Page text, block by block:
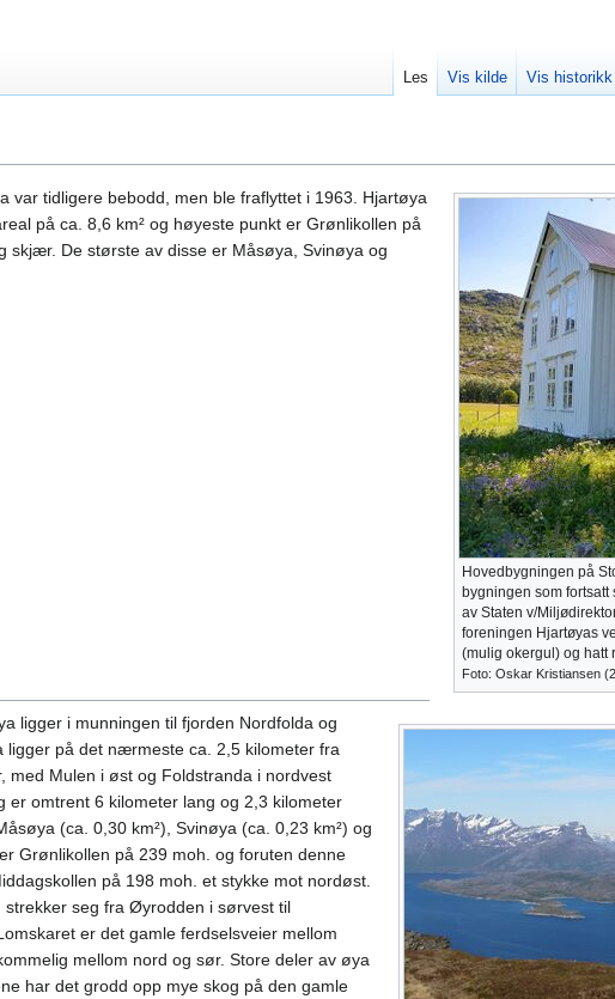
Hovedbygningen på
bygningen som fortsatt
av Staten v/
foreningen Hjartøyas
(mulig okergul) og hatt
Foto: Oskar Kristiansen
var tidligere bebodd, men ble fraflyttet i 1963. Hjartøya
på ca. 8,6 km² og høyeste punkt er Grønlikollen på
skjær. De største av disse er Måsøya, Svinøya og
ligger i munningen til fjorden Nordfolda og
på det nærmeste ca. 2,5 kilometer fra
med Mulen i øst og Foldstranda i nordvest
er omtrent 6 kilometer lang og 2,3 kilometer
(ca. 0,30 km²), Svinøya (ca. 0,23 km²) og
Grønlikollen på 239 moh. og foruten denne
på 198 moh. et stykke mot nordøst.
seg fra Øyrodden i sørvest til
er det gamle ferdselsveier mellom
mellom nord og sør. Store deler av øya
har det grodd opp mye skog på den gamle
Les Vis kilde Vis historikk